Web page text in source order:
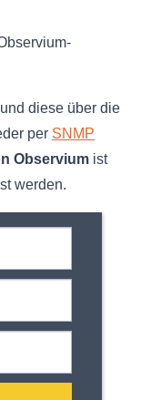
diese über die
per SNMP
Observium ist
werden.